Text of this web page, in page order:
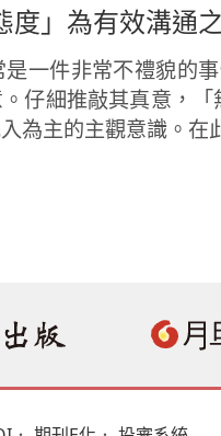
」為有效溝通
一件非常不禮貌的
仔細推敲其真意，
為主的主觀意識。在